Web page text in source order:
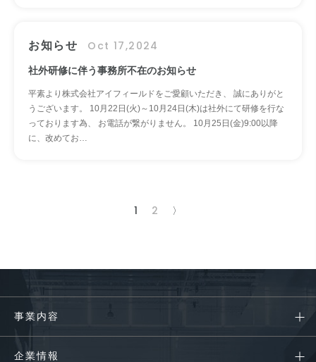
お知らせ Oct 17,2024
社外研修に伴う事務所不在のお知らせ
平素より株式会社アイフィールドをご愛顧いただき、 誠にありがと
うございます。 10月22日(火)～10月24日(木)は社外にて研修を行な
っております為、 お電話が繋がりません。 10月25日(金)9:00以降
に、改めてお…
1 2 〉
事業内容
企業情報